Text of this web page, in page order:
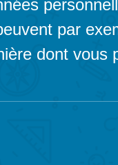
par
dont vous